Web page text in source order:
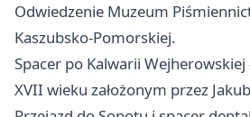
Odwiedzenie Muzeum
Kaszubsko-Pomorskiej.
Spacer po Kalwarii Wejherowskiej
XVII wieku założonym przez